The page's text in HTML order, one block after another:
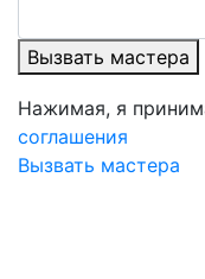
Вызвать мастера
Нажимая, я
соглашения
Вызвать мастера